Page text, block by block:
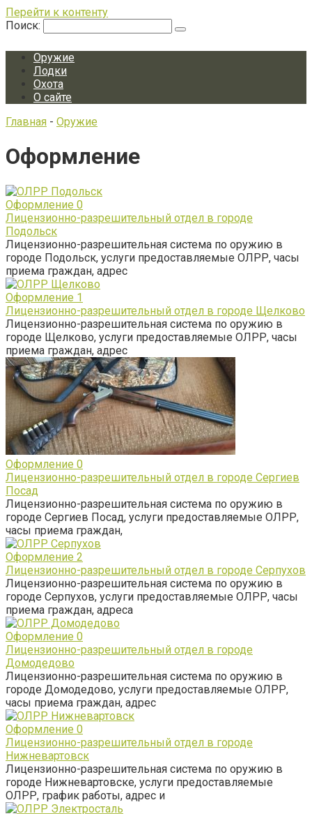
Перейти к контенту
Поиск:
Оружие
Лодки
Охота
О сайте
Главная - Оружие
Оформление
Оформление 0
Лицензионно-разрешительный отдел в городе
Подольск
Лицензионно-разрешительная система по оружию в
городе Подольск, услуги предоставляемые ОЛРР, часы
приема граждан, адрес
Оформление 1
Лицензионно-разрешительный отдел в городе Щелково
Лицензионно-разрешительная система по оружию в
городе Щелково, услуги предоставляемые ОЛРР, часы
приема граждан, адрес
Оформление 0
Лицензионно-разрешительный отдел в городе Сергиев
Посад
Лицензионно-разрешительная система по оружию в
городе Сергиев Посад, услуги предоставляемые ОЛРР,
часы приема граждан,
Оформление 2
Лицензионно-разрешительный отдел в городе Серпухов
Лицензионно-разрешительная система по оружию в
городе Серпухов, услуги предоставляемые ОЛРР, часы
приема граждан, адреса
Оформление 0
Лицензионно-разрешительный отдел в городе
Домодедово
Лицензионно-разрешительная система по оружию в
городе Домодедово, услуги предоставляемые ОЛРР,
часы приема граждан, адрес
Оформление 0
Лицензионно-разрешительный отдел в городе
Нижневартовск
Лицензионно-разрешительная система по оружию в
городе Нижневартовске, услуги предоставляемые
ОЛРР, график работы, адрес и